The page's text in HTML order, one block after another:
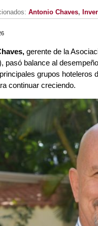
Antonio Chaves,
gerente de la
pasó balance al
grupos hoteleros
continuar creciendo.